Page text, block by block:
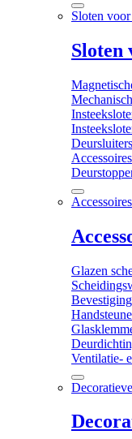
Sloten
Sloten
Deursluiters
Accessoires
Glazen
Ventilatie-